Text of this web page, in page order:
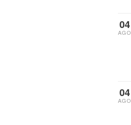
04
AGO
04
AGO